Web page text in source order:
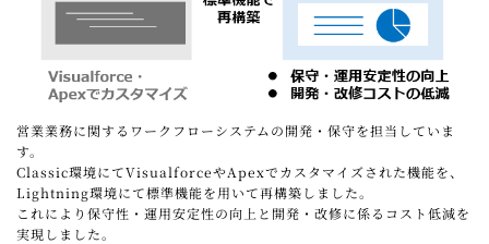
営業業務に関するワークフローシステムの開発・保守を担当していま
す。
Classic環境にてVisualforceやApexでカスタマイズされた機能を、
Lightning環境にて標準機能を用いて再構築しました。
これにより保守性・運用安定性の向上と開発・改修に係るコスト低減を
実現しました。